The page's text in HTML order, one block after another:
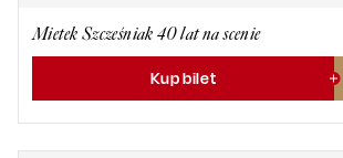
Mietek Szcześniak 40 lat na scenie
Kup bilet